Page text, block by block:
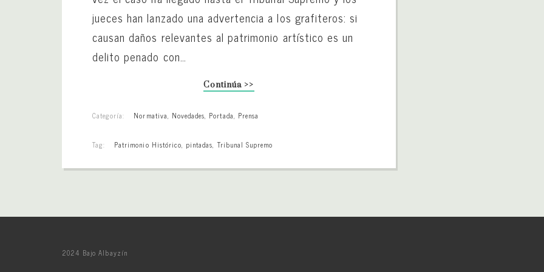
jueces han lanzado una advertencia a los grafiteros: si
causan daños relevantes al patrimonio artístico es un
delito penado con…
Continúa >>
Categoría: Normativa, Novedades, Portada, Prensa
Tag: Patrimonio Histórico, pintadas,Tribunal Supremo
2024 Bajo Albayzín